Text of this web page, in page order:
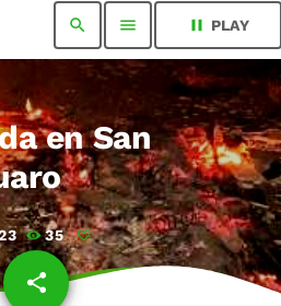
search menu pause PLAY
en San
35
share
email